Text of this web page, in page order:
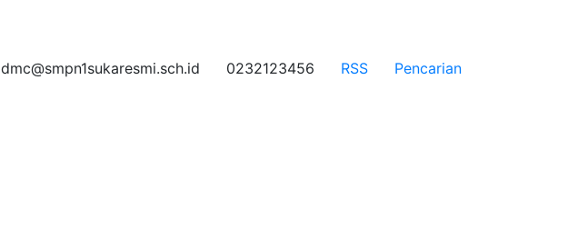
dmc@smpn1sukaresmi.sch.id 0232123456 RSS Pencarian